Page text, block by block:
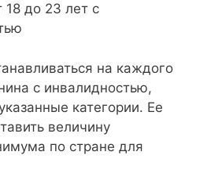
18 до 23 лет с
на каждого
с инвалидностью,
категории. Ее
величину
по стране для